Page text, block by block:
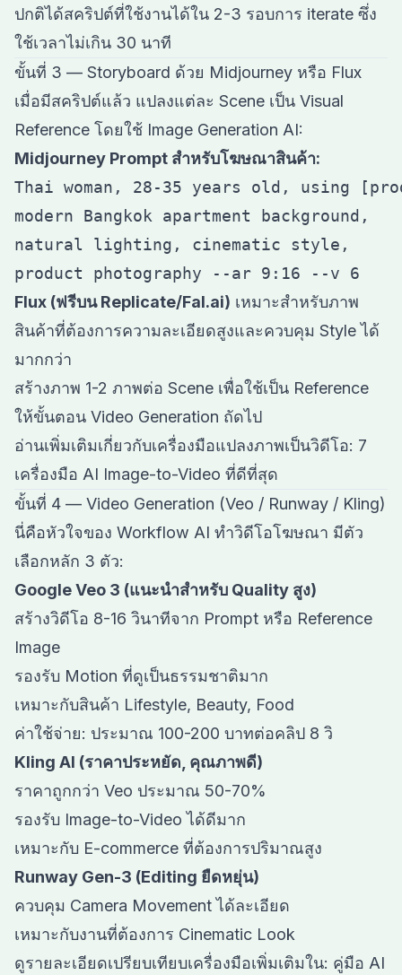
ปกติได้สคริปต์ที่ใช้งานได้ใน 2-3 รอบการ iterate ซึ่ง
ใช้เวลาไม่เกิน 30 นาที
ขั้นที่ 3 — Storyboard ด้วย Midjourney หรือ Flux
เมื่อมีสคริปต์แล้ว แปลงแต่ละ Scene เป็น Visual
Reference โดยใช้ Image Generation AI:
Midjourney Prompt สำหรับโฆษณาสินค้า:
Thai woman, 28-35 years old, using
modern Bangkok apartment background,
natural lighting, cinematic style,
Flux (ฟรีบน Replicate/Fal.ai) เหมาะสำหรับภาพ
สินค้าที่ต้องการความละเอียดสูงและควบคุม Style ได้
มากกว่า
สร้างภาพ 1-2 ภาพต่อ Scene เพื่อใช้เป็น Reference
ให้ขั้นตอน Video Generation ถัดไป
อ่านเพิ่มเติมเกี่ยวกับเครื่องมือแปลงภาพเป็นวิดีโอ: 7
เครื่องมือ AI Image-to-Video ที่ดีที่สุด
ขั้นที่ 4 — Video Generation (Veo / Runway / Kling)
นี่คือหัวใจของ Workflow AI ทำวิดีโอโฆษณา มีตัว
เลือกหลัก 3 ตัว:
Google Veo 3 (แนะนำสำหรับ Quality สูง)
สร้างวิดีโอ 8-16 วินาทีจาก Prompt หรือ Reference
Image
รองรับ Motion ที่ดูเป็นธรรมชาติมาก
เหมาะกับสินค้า Lifestyle, Beauty, Food
ค่าใช้จ่าย: ประมาณ 100-200 บาทต่อคลิป 8 วิ
Kling AI (ราคาประหยัด, คุณภาพดี)
ราคาถูกกว่า Veo ประมาณ 50-70%
รองรับ Image-to-Video ได้ดีมาก
เหมาะกับ E-commerce ที่ต้องการปริมาณสูง
Runway Gen-3 (Editing ยืดหยุ่น)
ควบคุม Camera Movement ได้ละเอียด
เหมาะกับงานที่ต้องการ Cinematic Look
ดูรายละเอียดเปรียบเทียบเครื่องมือเพิ่มเติมใน: คู่มือ AI